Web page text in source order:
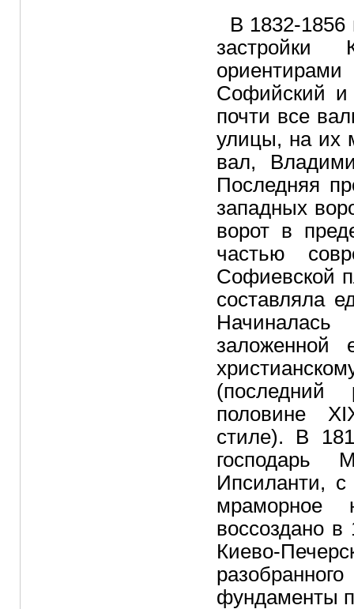
В 1832-1856
застройки
Софийский
почти все
улицы, на их
вал,
Последняя
западных
ворот в
частью
Софиевской
составляла
(последний
половине
стиле). В
господарь
Ипсиланти,
воссоздано в
Киево-
фундаменты